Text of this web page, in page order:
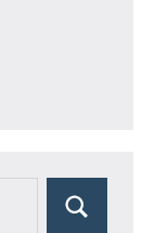
Suchen